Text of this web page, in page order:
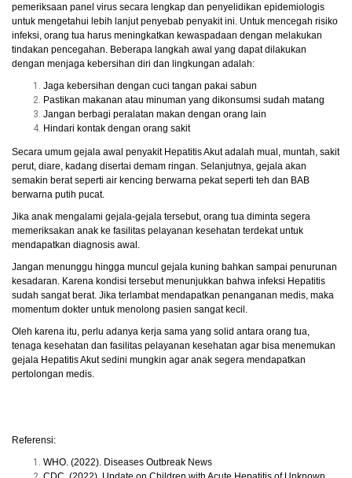
pemeriksaan panel virus secara lengkap dan penyelidikan epidemiologis
untuk mengetahui lebih lanjut penyebab penyakit ini. Untuk mencegah risiko
infeksi, orang tua harus meningkatkan kewaspadaan dengan melakukan
tindakan pencegahan. Beberapa langkah awal yang dapat dilakukan
dengan menjaga kebersihan diri dan lingkungan adalah:
Jaga kebersihan dengan cuci tangan pakai sabun
Pastikan makanan atau minuman yang dikonsumsi sudah matang
Jangan berbagi peralatan makan dengan orang lain
Hindari kontak dengan orang sakit
Secara umum gejala awal penyakit Hepatitis Akut adalah mual, muntah, sakit
perut, diare, kadang disertai demam ringan. Selanjutnya, gejala akan
semakin berat seperti air kencing berwarna pekat seperti teh dan BAB
berwarna putih pucat.
Jika anak mengalami gejala-gejala tersebut, orang tua diminta segera
memeriksakan anak ke fasilitas pelayanan kesehatan terdekat untuk
mendapatkan diagnosis awal.
Jangan menunggu hingga muncul gejala kuning bahkan sampai penurunan
kesadaran. Karena kondisi tersebut menunjukkan bahwa infeksi Hepatitis
sudah sangat berat. Jika terlambat mendapatkan penanganan medis, maka
momentum dokter untuk menolong pasien sangat kecil.
Oleh karena itu, perlu adanya kerja sama yang solid antara orang tua,
tenaga kesehatan dan fasilitas pelayanan kesehatan agar bisa menemukan
gejala Hepatitis Akut sedini mungkin agar anak segera mendapatkan
pertolongan medis.
Referensi:
WHO. (2022). Diseases Outbreak News